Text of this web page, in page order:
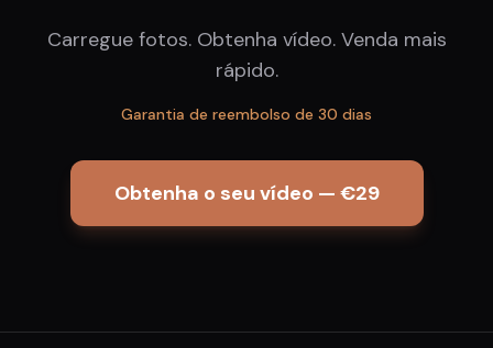
Carregue fotos. Obtenha vídeo. Venda mais
rápido.
Garantia de reembolso de 30 dias
Obtenha o seu vídeo — €29